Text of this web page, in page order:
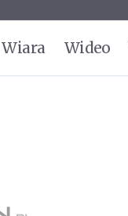
Wiara Wideo